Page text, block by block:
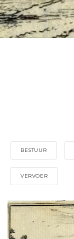
BESTUUR
VERVOER